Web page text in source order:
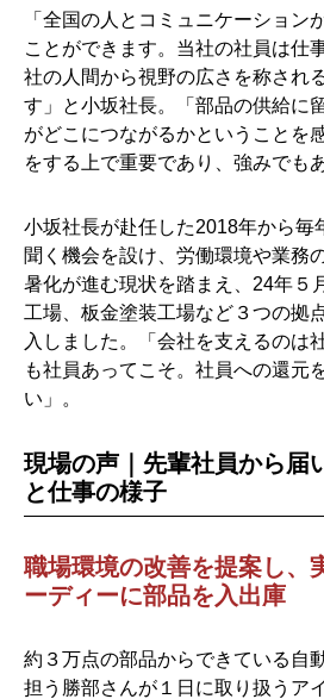
「全国の人とコミュニケーション
ことができます。当社の社員は仕
社の人間から視野の広さを称され
す」と小坂社長。「部品の供給に
がどこにつながるかということを
をする上で重要であり、強みでも
小坂社長が赴任した2018年から毎
聞く機会を設け、労働環境や業務
暑化が進む現状を踏まえ、24年５
工場、板金塗装工場など３つの拠
入しました。「会社を支えるのは
も社員あってこそ。社員への還元
い」。
現場の声｜先輩社員から届
と仕事の様子
職場環境の改善を提案し、
ーディーに部品を入出庫
約３万点の部品からできている自
担う勝部さんが１日に取り扱うア